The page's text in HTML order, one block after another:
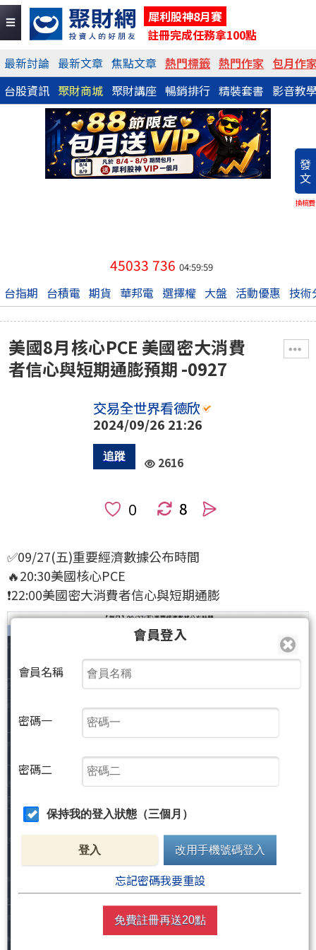
犀利股神8月賽
註冊完成任務拿100點
最新討論 最新文章 焦點文章 熱門標籤 熱門作家 包月作
台股資訊 聚財商城 聚財講座 暢銷排行 精裝套書 影音教
發
文
換稿費
45033 736 04:59:59
台指期 台積電 期貨 華邦電 選擇權 大盤 活動優惠 技術
美國8月核心PCE 美國密大消費
者信心與短期通膨預期 -0927
交易全世界看德欣
2024/09/26 21:26
2616
8
✅09/27(五)重要經濟數據公布時間
🔥20:30美國核心PCE
❗22:00美國密大消費者信心與短期通膨
會員登入
會員名稱
密碼一
密碼二
保持我的登入狀態（三個月）
登入 改用手機號碼登入
忘記密碼我要重設
免費註冊再送20點